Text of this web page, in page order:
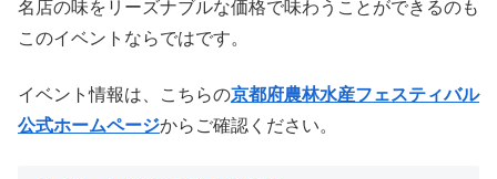
名店の味をリーズナブルな価格で味わうことができるのも
このイベントならではです。
イベント情報は、こちらの京都府農林水産フェスティバル
公式ホームページからご確認ください。